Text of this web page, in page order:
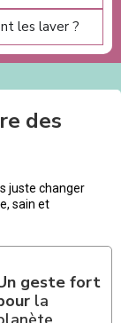
les laver ?
des
juste changer
sain et
geste fort
la